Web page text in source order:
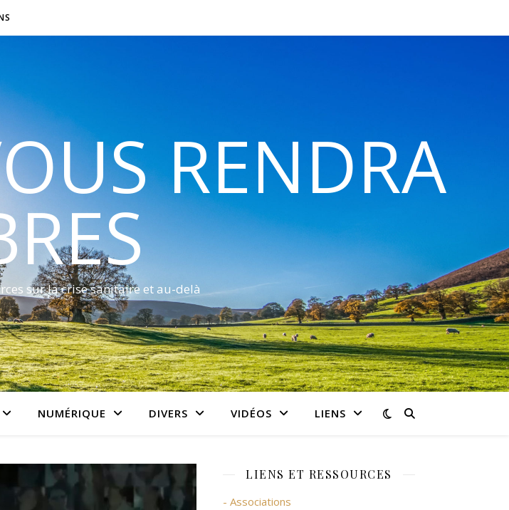
RENDRA
sur la crise sanitaire et au-delà
NUMÉRIQUE DIVERS VIDÉOS LIENS
LIENS ET RESSOURCES
- Associations